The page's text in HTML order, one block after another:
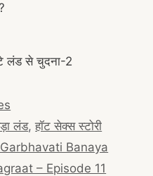
लंड से चुदना-2
लंड,हॉट सेक्स स्टोरी
Banaya
– Episode 11